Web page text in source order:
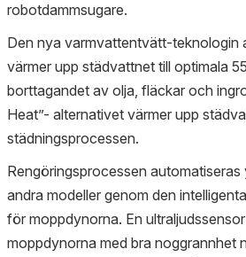
robotdammsugare.
Den nya varmvattentvätt-teknologin
värmer upp städvattnet till optimala
borttagandet av olja, fläckar och
Heat”- alternativet värmer upp
städningsprocessen.
Rengöringsprocessen
andra modeller genom den
för moppdynorna. En
moppdynorna med bra noggrannhet